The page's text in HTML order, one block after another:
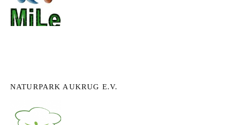
NATURPARK AUKRUG E.V.